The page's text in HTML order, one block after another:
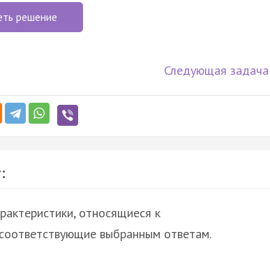
решение
Следующая задача
относящиеся к
выбранным ответам.